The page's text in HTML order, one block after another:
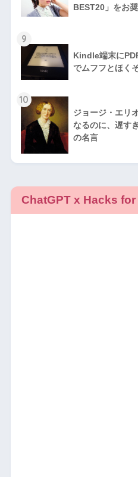
BEST20」をお
9
Kindle端末に
でムフフとほく
10
ジョージ・エリ
なるのに、遅す
の名言
ChatGPT x Hacks